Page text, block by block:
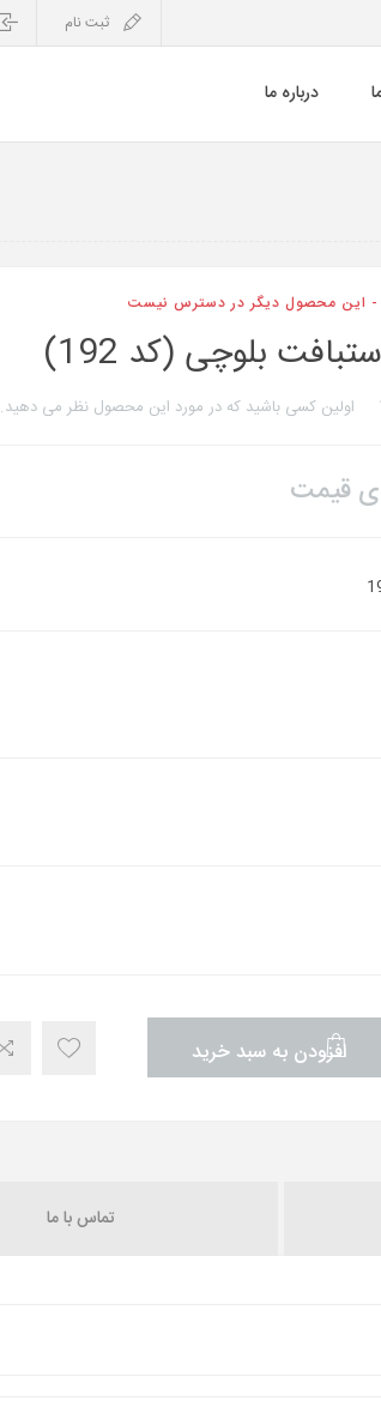
ثبت نام
درباره ما
این محصول دیگر در دسترس نیست
بلوچی (کد 192)
اولین کسی باشید که در مورد این محصول نظر می دهید.
قیمت
افزودن به سبد خرید
تماس با ما